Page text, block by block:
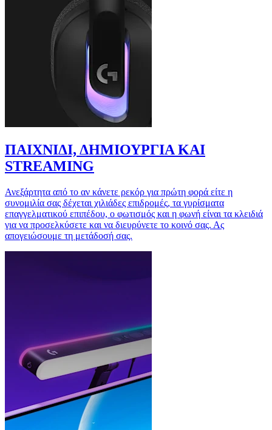
ΠΑΙΧΝΙΔΙ, ΔΗΜΙΟΥΡΓΙΑ ΚΑΙ
STREAMING
Ανεξάρτητα από το αν κάνετε ρεκόρ για πρώτη φορά είτε η
συνομιλία σας δέχεται χιλιάδες επιδρομές, τα γυρίσματα
επαγγελματικού επιπέδου, ο φωτισμός και η φωνή είναι τα κλειδιά
για να προσελκύσετε και να διευρύνετε το κοινό σας. Ας
απογειώσουμε τη μετάδοσή σας.